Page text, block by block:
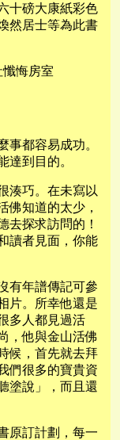
十磅大康紙彩色
然居士等為此書
悔房室
事都容易成功。
達到目的。
湊巧。在未寫以
佛知道的太少，
去探求訪問的！
讀者見面，你能
有年譜傳記可參
片。所幸他還是
多人都見過活
，他與金山活佛
候，首先就去拜
們很多的寶貴資
塗說」，而且還
原訂計劃，每一